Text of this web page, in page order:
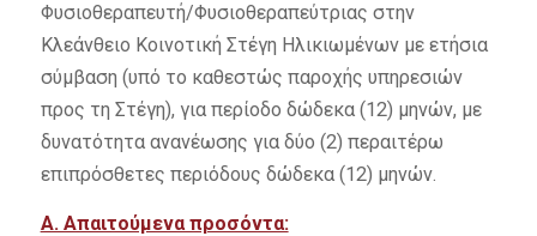
Φυσιοθεραπευτή/Φυσιοθεραπεύτριας στην
Κλεάνθειο Κοινοτική Στέγη Ηλικιωμένων με ετήσια
σύμβαση (υπό το καθεστώς παροχής υπηρεσιών
προς τη Στέγη), για περίοδο δώδεκα (12) μηνών, με
δυνατότητα ανανέωσης για δύο (2) περαιτέρω
επιπρόσθετες περιόδους δώδεκα (12) μηνών.
Α. Απαιτούμενα προσόντα: